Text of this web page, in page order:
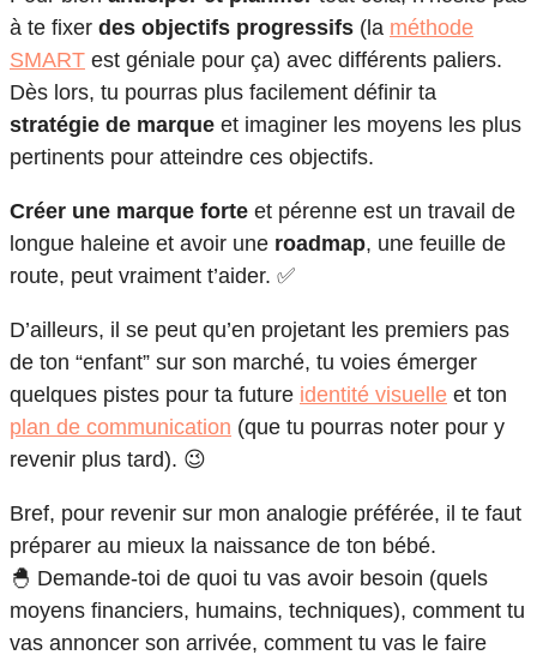
à te fixer des objectifs progressifs (la méthode
SMART est géniale pour ça) avec différents paliers.
Dès lors, tu pourras plus facilement définir ta
stratégie de marque et imaginer les moyens les plus
pertinents pour atteindre ces objectifs.
Créer une marque forte et pérenne est un travail de
longue haleine et avoir une roadmap, une feuille de
route, peut vraiment t’aider. ✅
D’ailleurs, il se peut qu’en projetant les premiers pas
de ton “enfant” sur son marché, tu voies émerger
quelques pistes pour ta future identité visuelle et ton
plan de communication (que tu pourras noter pour y
revenir plus tard). 😉
Bref, pour revenir sur mon analogie préférée, il te faut
préparer au mieux la naissance de ton bébé.
🐣 Demande-toi de quoi tu vas avoir besoin (quels
moyens financiers, humains, techniques), comment tu
vas annoncer son arrivée, comment tu vas le faire